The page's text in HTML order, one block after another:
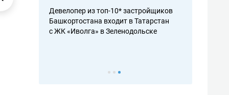
Девелопер из топ-10* застройщиков
Башкортостана входит в Татарстан
с ЖК «Иволга» в Зеленодольске